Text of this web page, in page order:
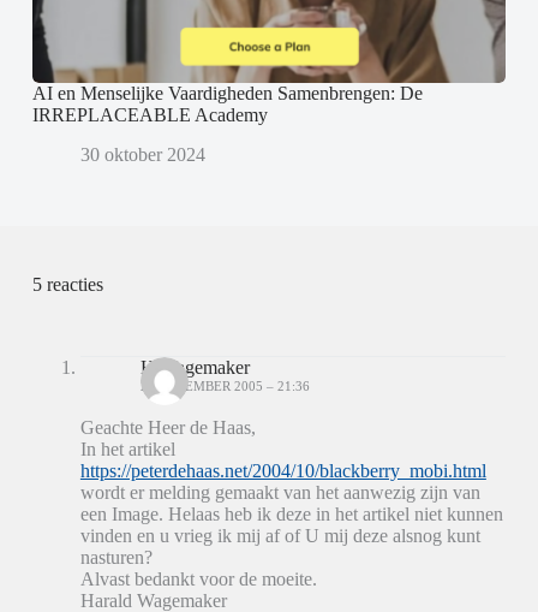
AI en Menselijke Vaardigheden Samenbrengen: De
IRREPLACEABLE Academy
30 oktober 2024
5 reacties
H.Wagemaker
21 DECEMBER 2005 – 21:36
Geachte Heer de Haas,
In het artikel
https://peterdehaas.net/2004/10/blackberry_mobi.html
wordt er melding gemaakt van het aanwezig zijn van
een Image. Helaas heb ik deze in het artikel niet kunnen
vinden en u vrieg ik mij af of U mij deze alsnog kunt
nasturen?
Alvast bedankt voor de moeite.
Harald Wagemaker